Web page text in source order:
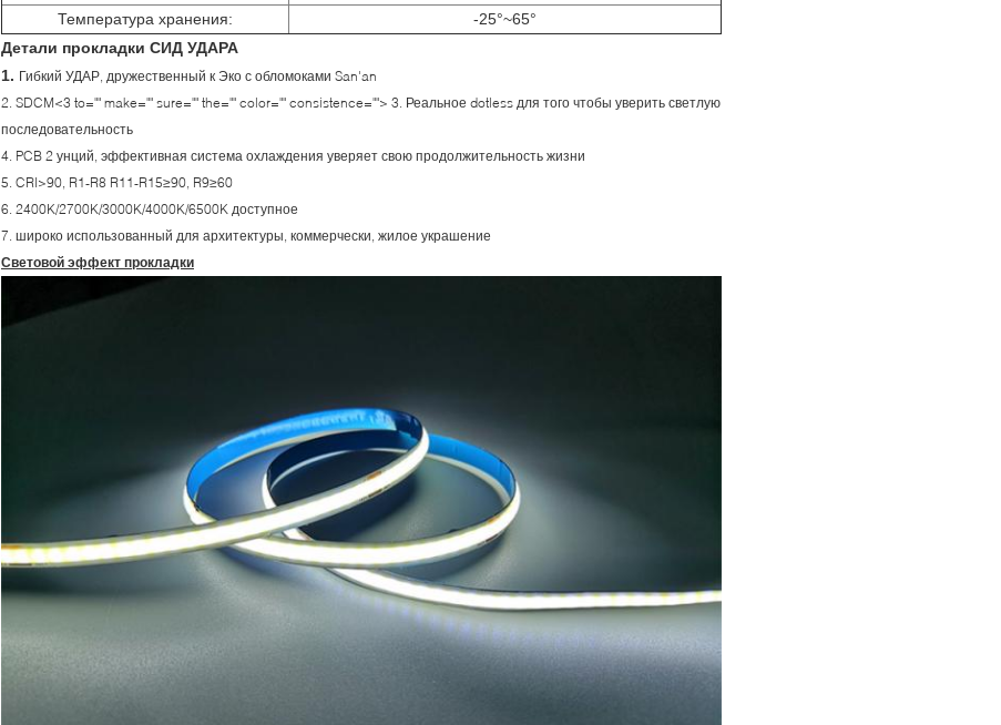
Температура хранения:
-25°~65°
Детали прокладки СИД УДАРА
1. Гибкий УДАР, дружественный к Эко с обломоками San'an
2. SDCM<3 to="" make="" sure="" the="" color="" consistence=""> 3. Реальное dotless для того чтобы уверить светлую
последовательность
4. PCB 2 унций, эффективная система охлаждения уверяет свою продолжительность жизни
5. CRI>90, R1-R8 R11-R15≥90, R9≥60
6. 2400K/2700K/3000K/4000K/6500K доступное
7. широко использованный для архитектуры, коммерчески, жилое украшение
Световой эффект прокладки